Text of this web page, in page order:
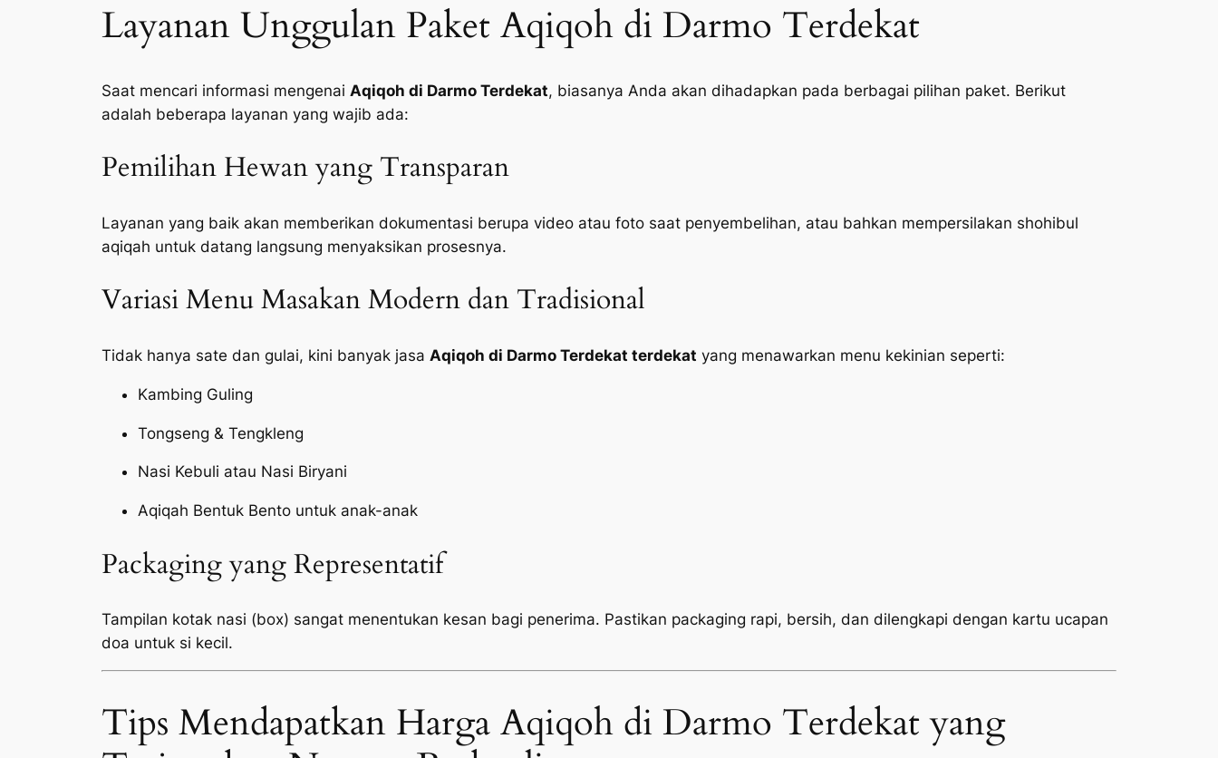
Layanan Unggulan Paket Aqiqoh di Darmo Terdekat
Saat mencari informasi mengenai Aqiqoh di Darmo Terdekat, biasanya Anda akan dihadapkan pada berbagai pilihan paket. Berikut
adalah beberapa layanan yang wajib ada:
Pemilihan Hewan yang Transparan
Layanan yang baik akan memberikan dokumentasi berupa video atau foto saat penyembelihan, atau bahkan mempersilakan shohibul
aqiqah untuk datang langsung menyaksikan prosesnya.
Variasi Menu Masakan Modern dan Tradisional
Tidak hanya sate dan gulai, kini banyak jasa Aqiqoh di Darmo Terdekat terdekat yang menawarkan menu kekinian seperti:
Kambing Guling
Tongseng & Tengkleng
Nasi Kebuli atau Nasi Biryani
Aqiqah Bentuk Bento untuk anak-anak
Packaging yang Representatif
Tampilan kotak nasi (box) sangat menentukan kesan bagi penerima. Pastikan packaging rapi, bersih, dan dilengkapi dengan kartu ucapan
doa untuk si kecil.
Tips Mendapatkan Harga Aqiqoh di Darmo Terdekat yang